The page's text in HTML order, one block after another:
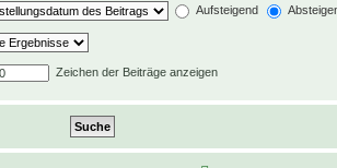
Aufsteigend
Zeichen der Beiträge anzeigen